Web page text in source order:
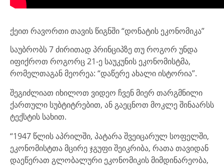
ქეით რავორთი თავის წიგნში “დონატის ეკონომიკა”
საუბრობს 7 ძირითად პრინციპზე თუ როგორ უნდა
იფიქროთ როგორც 21-ე საუკუნის ეკონომისტმა,
რომელთაგან მეორეა: “დაწერე ახალი ისტორია”.
შეგიძლიათ იხილოთ ვიდეო ჩვენ მიერ თარგმნილი
ქართული სუბტიტრებით, ან გაეცნოთ მოკლე შინაარსს
ტექსტის სახით.
“1947 წლის აპრილში, პატარა შვეიცარულ სოფელში,
ეკონომისტთა მცირე ჯგუფი შეიკრიბა, რათა თავიდან
დაეწერათ გლობალური ეკონომიკის მიმდინარეობა,